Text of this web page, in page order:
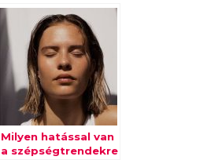
emlőönvizsgálat
elvégzését
Milyen hatással van
a szépségtrendekre